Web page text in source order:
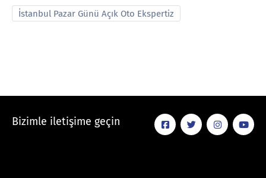
İstanbul Pazar Günü Açık Oto Ekspertiz
Bizimle iletişime geçin